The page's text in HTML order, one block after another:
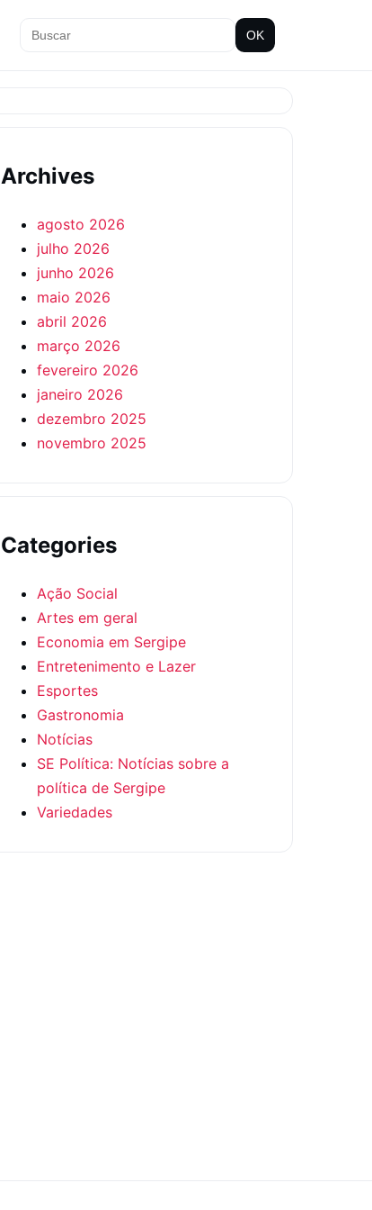
OK
Archives
agosto 2026
julho 2026
junho 2026
maio 2026
abril 2026
março 2026
fevereiro 2026
janeiro 2026
dezembro 2025
novembro 2025
Categories
Ação Social
Artes em geral
Economia em Sergipe
Entretenimento e Lazer
Esportes
Gastronomia
Notícias
SE Política: Notícias sobre a
política de Sergipe
Variedades